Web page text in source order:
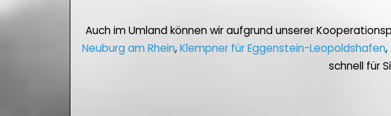
Auch im Umland können wir aufgrund unserer
Neuburg am Rhein,Klempner für Eggenstein-Leopoldshafen,
schnell für